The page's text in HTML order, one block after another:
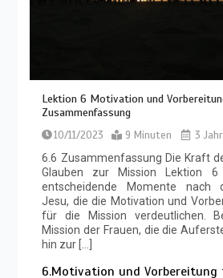
Lektion 6 Motivation und
Zusammenfassung
10/11/2023 9 Minuten
3
6.6 Zusammenfassung Die Kraft
Glauben zur Mission Lektion
entscheidende Momente nach
Jesu, die die Motivation und
für die Mission verdeutlichen.
Mission der Frauen, die die
hin zur […]
6.Motivation und Vorbereitung